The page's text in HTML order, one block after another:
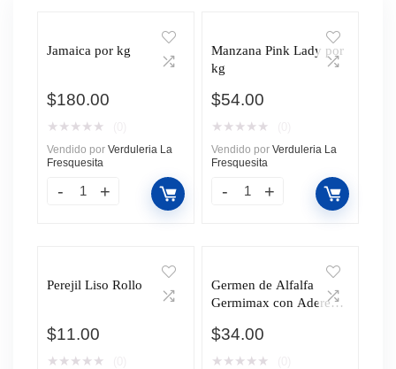
Jamaica por kg
$180.00
★ ★ ★ ★ ★
Vendido por Verduleria La
Fresquesita
Manzana Pink Lady por
kg
$54.00
★ ★ ★ ★ ★
Vendido por Verduleria La
Fresquesita
Perejil Liso Rollo
$11.00
★ ★ ★ ★ ★
Germen de Alfalfa
Germimax con Aderezo
$34.00
★ ★ ★ ★ ★